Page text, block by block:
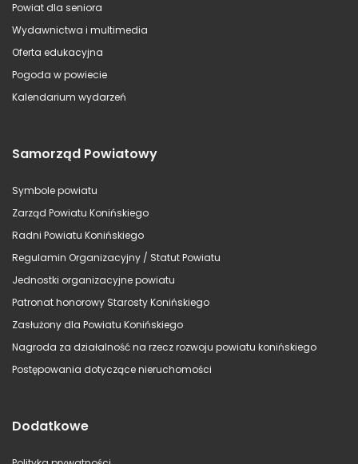
Powiat dla seniora
Wydawnictwa i multimedia
Oferta edukacyjna
Pogoda w powiecie
Kalendarium wydarzeń
Samorząd Powiatowy
Symbole powiatu
Zarząd Powiatu Konińskiego
Radni Powiatu Konińskiego
Regulamin Organizacyjny / Statut Powiatu
Jednostki organizacyjne powiatu
Patronat honorowy Starosty Konińskiego
Zasłużony dla Powiatu Konińskiego
Nagroda za działalność na rzecz rozwoju powiatu konińskiego
Postępowania dotyczące nieruchomości
Dodatkowe